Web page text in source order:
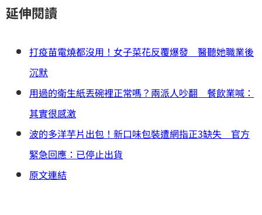
延伸閱讀
打疫苗電燒都沒用！女子菜花反覆爆發 醫聽她職業後
沉默
用過的衛生紙丟碗裡正常嗎？兩派人吵翻 餐飲業喊：
其實很感激
波的多洋芋片出包！新口味包裝遭網指正3缺失 官方
緊急回應：已停止出貨
原文連結